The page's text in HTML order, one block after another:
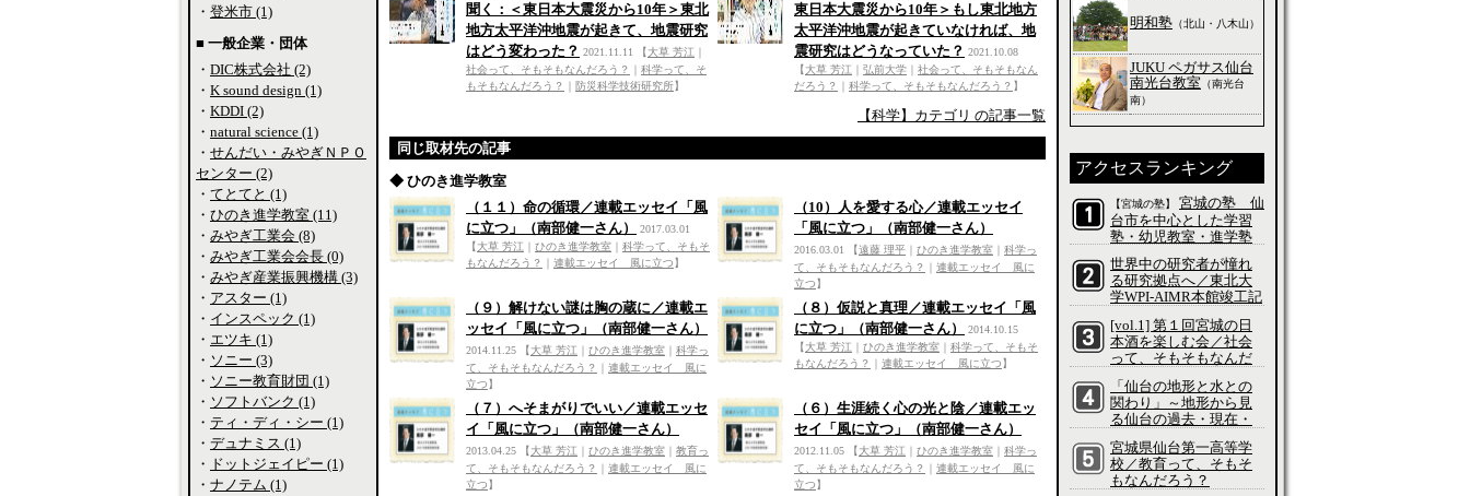
聞く：＜東日本大震災から10年＞東北
地方太平洋沖地震が起きて、地震研究
はどう変わった？ 2021.11.11 【 大草 芳江
社会って、そもそもなんだろう？
科学って、そ
もそもなんだろう？
防災科学技術研究所】
東日本大震災から10年＞もし東北地方
太平洋沖地震が起きていなければ、地
震研究はどうなっていた？ 2021.10.08
【 大草 芳江 弘前大学
社会って、そもそもなん
だろう？
科学って、そもそもなんだろう？ 】
【科学】カテゴリ の記事一覧
同じ取材先の記事
◆ ひのき進学教室
（１１）命の循環／連載エッセイ「風
に立つ」（南部健一さん）
2017.03.01
【 大草 芳江 ひのき進学教室
科学って、そもそ
もなんだろう？
連載エッセイ 風に立つ 】
（10）人を愛する心／連載エッセイ
「風に立つ」（南部健一さん）
2016.03.01 【遠藤 理平 ひのき進学教室
科学っ
て、そもそもなんだろう？
連載エッセイ 風に
立つ 】
（９）解けない謎は胸の蔵に／連載エ
ッセイ「風に立つ」（南部健一さん）
2014.11.25 【 大草 芳江 ひのき進学教室
科学っ
て、そもそもなんだろう？
連載エッセイ 風に
立つ 】
（８）仮説と真理／連載エッセイ「風
に立つ」（南部健一さん）
2014.10.15
【 大草 芳江 ひのき進学教室
科学って、そもそ
もなんだろう？
連載エッセイ 風に立つ 】
（７）へそまがりでいい／連載エッセ
イ「風に立つ」（南部健一さん）
2013.04.25 【 大草 芳江 ひのき進学教室
教育っ
て、そもそもなんだろう？
連載エッセイ 風に
立つ 】
（６）生涯続く心の光と陰／連載エッ
セイ「風に立つ」（南部健一さん）
2012.11.05 【 大草 芳江 ひのき進学教室
科学っ
て、そもそもなんだろう？
連載エッセイ 風に
立つ 】
・ 登米市 (1)
■ 一般企業・団体
・ DIC株式会社 (2)
・ K sound design (1)
・ KDDI (2)
・ natural science (1)
・ せんだい・みやぎＮＰＯ
センター (2)
・ てとてと (1)
・ ひのき進学教室 (11)
・ みやぎ工業会 (8)
・ みやぎ工業会会長 (0)
・ みやぎ産業振興機構 (3)
・ アスター (1)
・ インスペック (1)
・ エツキ (1)
・ ソニー (3)
・ ソニー教育財団 (1)
・ ソフトバンク (1)
・ ティ・ディ・シー (1)
・ デュナミス (1)
・ ドットジェイピー (1)
・ ナノテム (1)
明和塾 （北山・八木山）
JUKU ペガサス仙台
南光台教室 （南光台
南）
アクセスランキング
【宮城の塾】
宮城の塾 仙
台市を中心とした学習
塾・幼児教室・進学塾
の特集
世界中の研究者が憧れ
る研究拠点へ／東北大
学WPI-AIMR本館竣工記
もそもなんだろう？
[vol.1] 第１回宮城の日
本酒を楽しむ会／社会
って、そもそもなんだ
「仙台の地形と水との
関わり」～地形から見
る仙台の過去・現在・
もそもなんだろう？
宮城県仙台第一高等学
校／教育って、そもそ
もなんだろう？